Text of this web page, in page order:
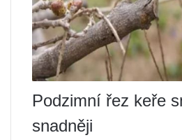
Podzimní řez keře
snadněji